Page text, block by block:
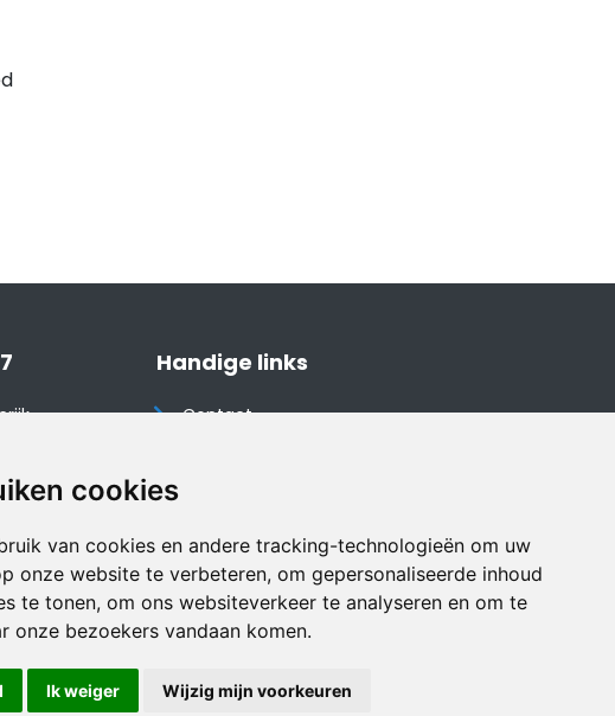
cookies
van cookies en andere tracking-technologieën om uw
onze website te verbeteren, om gepersonaliseerde inhoud
te tonen, om ons websiteverkeer te analyseren en om te
onze bezoekers vandaan komen.
Ik weiger Wijzig mijn voorkeuren
Handige links
Contact
Disclaimer
Vakantiehuis website